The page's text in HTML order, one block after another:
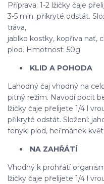
Příprava: 1-2 lžičky čaje
3-5 min. přikryté odstát.
tráva,
jablko kostky, kopřiva nať,
plod. Hmotnost: 50g
KLID A POHODA
Lahodný čaj vhodný na
pitný režim. Navodí pocit
lžičky čaje přelijete 1/4 l
přikryté odstát. Složení:
fenykl plod, heřmánek
NA ZAHŘÁTÍ
Vhodný k prohřátí
lžičky čaje přelijete 1/4 l